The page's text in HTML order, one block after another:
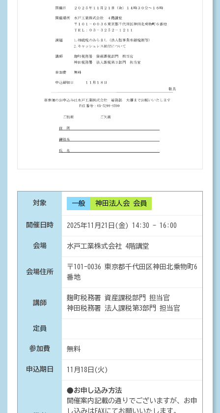
対象 一般 神田法人会 会員
開催日時 2025年11月21日(金) 14:30 - 16:00
会場 水戸工業株式会社 4階講堂
会場住所
〒101-0036 東京都千代田区神田北乗物町6
番地
講師
麹町税務署 資産課税部門 担当官
神田税務署 法人課税第3部門 担当官
定員
参加費 無料
申込期日 11月18日(火)
●お申し込み方法
開催案内記載の通りでございますが、お申
し込みはFAXにてお願いいたします。